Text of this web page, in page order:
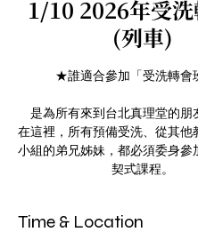
1/10 2026年受洗
(列車)
★誰適合參加「受洗轉會
是為所有來到台北真理堂的朋
在這裡，所有預備受洗、從其他
小組的弟兄姊妹，都必須委身參
契式課程。
Time & Location